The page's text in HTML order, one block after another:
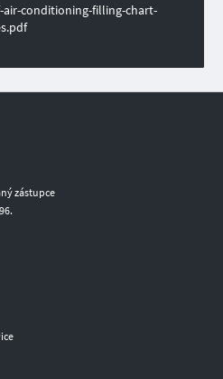
conditioning-filling-chart-
zástupce